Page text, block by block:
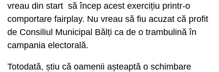
vreau din start să încep acest exercițiu printr-o
comportare fairplay. Nu vreau să fiu acuzat că profit
de Consiliul Municipal Bălți ca de o trambulină în
campania electorală.
Totodată, știu că oamenii așteaptă o schimbare